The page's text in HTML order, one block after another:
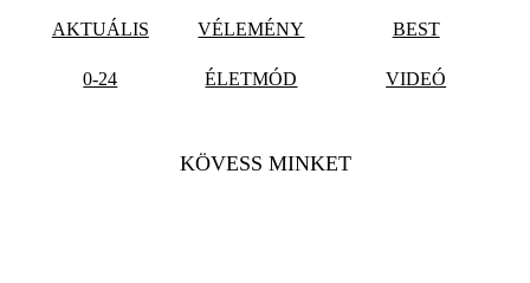
AKTUÁLIS VÉLEMÉNY BEST
0-24 ÉLETMÓD VIDEÓ
KÖVESS MINKET